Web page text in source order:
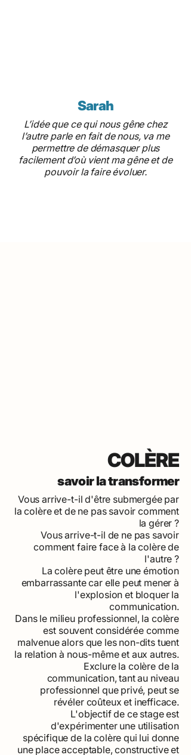
Sarah
L’idée que ce qui nous gêne chez
l’autre parle en fait de nous, va me
permettre de démasquer plus
facilement d’où vient ma gêne et de
pouvoir la faire évoluer.
COLÈRE
savoir la transformer
Vous arrive-t-il d'être submergée par
la colère et de ne pas savoir comment
la gérer ?
Vous arrive-t-il de ne pas savoir
comment faire face à la colère de
l'autre ?
La colère peut être une émotion
embarrassante car elle peut mener à
l'explosion et bloquer la
communication.
Dans le milieu professionnel, la colère
est souvent considérée comme
malvenue alors que les non-dits tuent
la relation à nous-même et aux autres.
Exclure la colère de la
communication, tant au niveau
professionnel que privé, peut se
révéler coûteux et inefficace.
L'objectif de ce stage est
d'expérimenter une utilisation
spécifique de la colère qui lui donne
une place acceptable, constructive et